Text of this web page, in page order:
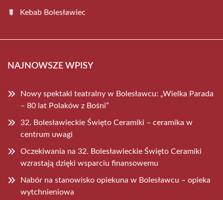
Kebab Bolesławiec
NAJNOWSZE WPISY
Nowy spektakl teatralny w Bolesławcu: „Wielka Parada
– 80 lat Polaków z Bośni”
32. Bolesławieckie Święto Ceramiki – ceramika w
centrum uwagi
Oczekiwania na 32. Bolesławieckie Święto Ceramiki
wzrastają dzięki wsparciu finansowemu
Nabór na stanowisko opiekuna w Bolesławcu – opieka
wytchnieniowa